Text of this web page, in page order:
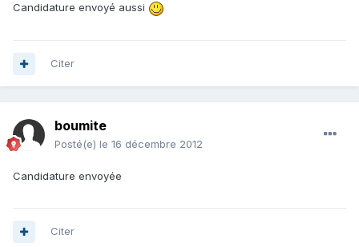
Candidature envoyé aussi
Citer
boumite
Posté(e) le 16 décembre 2012
Candidature envoyée
Citer